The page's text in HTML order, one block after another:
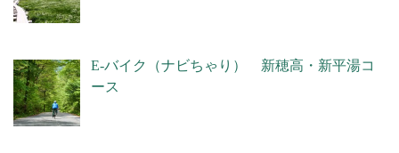
E-バイク（ナビちゃり） 新穂高・新平湯コ
ース